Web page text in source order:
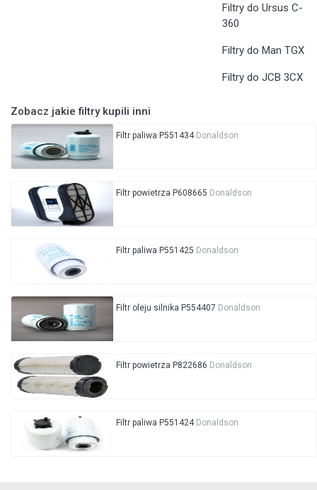
Filtry do Ursus C-
360
Filtry do Man TGX
Filtry do JCB 3CX
Zobacz jakie filtry kupili inni
Filtr paliwa P551434 Donaldson
Filtr powietrza P608665 Donaldson
Filtr paliwa P551425 Donaldson
Filtr oleju silnika P554407 Donaldson
Filtr powietrza P822686 Donaldson
Filtr paliwa P551424 Donaldson